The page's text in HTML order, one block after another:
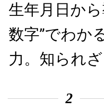
生年月日か
数字”でわか
力。知られ
2